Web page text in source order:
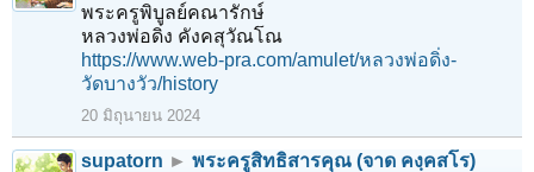
พระครูพิบูลย์คณารักษ์
หลวงพ่อดิ่ง คังคสุวัณโณ
https://www.web-pra.com/amulet/หลวงพ่อดิ่ง-
วัดบางวัว/history
20 มิถุนายน 2024
supatorn ► พระครูสิทธิสารคุณ (จาด คงฺคสโร)